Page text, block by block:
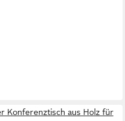
Konferenztisch aus Holz für